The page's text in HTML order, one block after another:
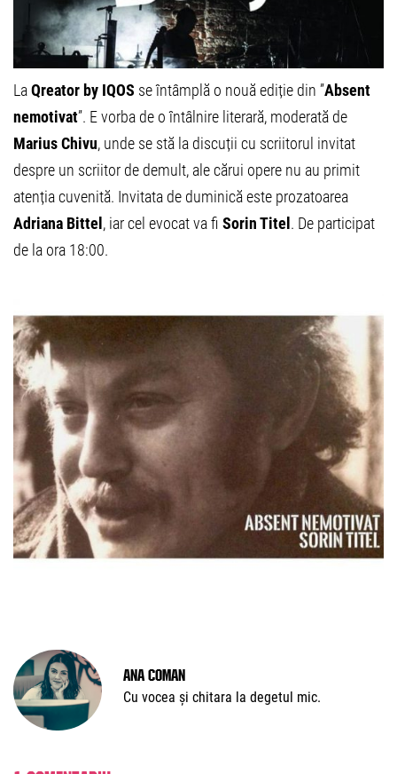
LaQreator by IQOS se întâmplă o nouă ediție din ”Absent
nemotivat”. E vorba de o întâlnire literară, moderată de
Marius Chivu, unde se stă la discuții cu scriitorul invitat
despre un scriitor de demult, ale cărui opere nu au primit
atenția cuvenită. Invitata de duminică este prozatoarea
Adriana Bittel , iar cel evocat va fi Sorin Titel . De participat
de la ora 18:00.
Ana Coman
Cu vocea și chitara la degetul mic.